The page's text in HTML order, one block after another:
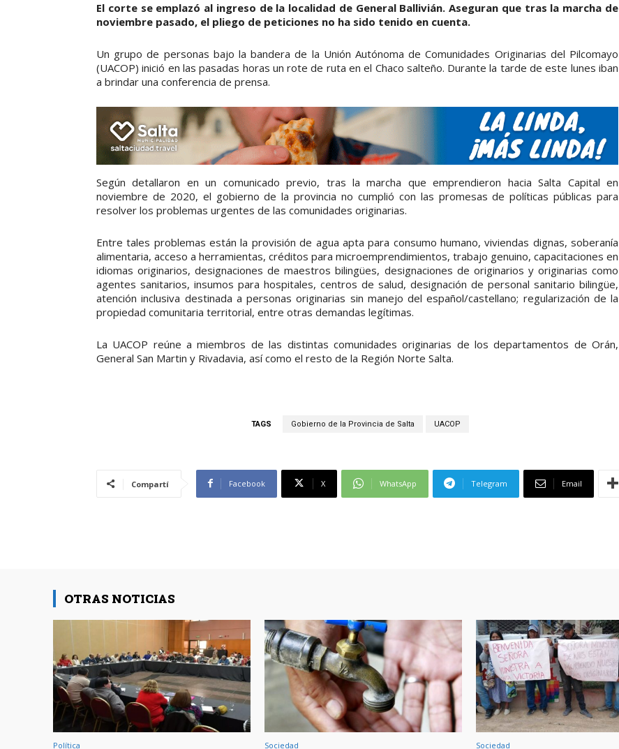
El corte se emplazó al ingreso de la localidad de General Ballivián. Aseguran que tras la marcha de
noviembre pasado, el pliego de peticiones no ha sido tenido en cuenta.
Un grupo de personas bajo la bandera de la Unión Autónoma de Comunidades Originarias del Pilcomayo
(UACOP) inició en las pasadas horas un rote de ruta en el Chaco salteño. Durante la tarde de este lunes iban
a brindar una conferencia de prensa.
Según detallaron en un comunicado previo, tras la marcha que emprendieron hacia Salta Capital en
noviembre de 2020, el gobierno de la provincia no cumplió con las promesas de políticas públicas para
resolver los problemas urgentes de las comunidades originarias.
Entre tales problemas están la provisión de agua apta para consumo humano, viviendas dignas, soberanía
alimentaria, acceso a herramientas, créditos para microemprendimientos, trabajo genuino, capacitaciones en
idiomas originarios, designaciones de maestros bilingües, designaciones de originarios y originarias como
agentes sanitarios, insumos para hospitales, centros de salud, designación de personal sanitario bilingüe,
atención inclusiva destinada a personas originarias sin manejo del español/castellano; regularización de la
propiedad comunitaria territorial, entre otras demandas legítimas.
La UACOP reúne a miembros de las distintas comunidades originarias de los departamentos de Orán,
General San Martin y Rivadavia, así como el resto de la Región Norte Salta.
TAGS Gobierno de la Provincia de Salta UACOP
Compartí Facebook X WhatsApp Telegram Email
OTRAS NOTICIAS
Política Sociedad Sociedad